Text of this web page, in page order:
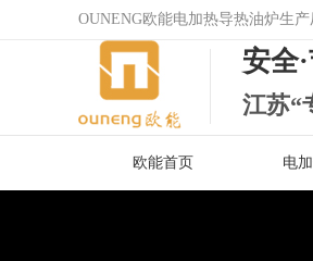
OUNENG欧能电加热导热油炉生
安全
江苏“
欧能首页 电